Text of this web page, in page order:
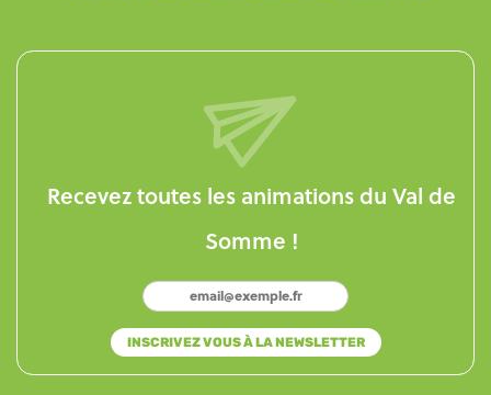
Recevez toutes les animations du Val de
Somme !